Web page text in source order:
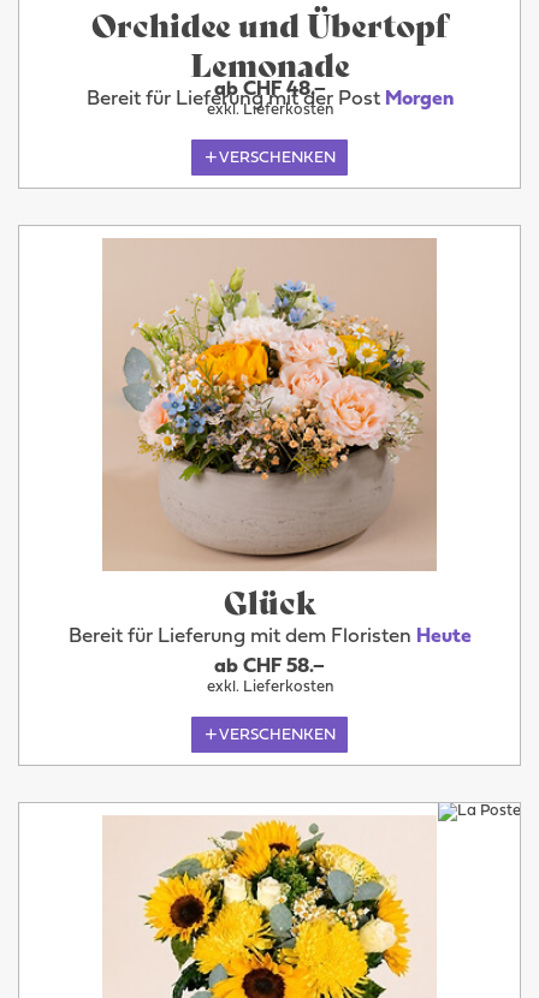
Orchidee und Übertopf
Lemonade
Bereit für Lieferung mit der Post Morgen
ab CHF 48.–
exkl. Lieferkosten
VERSCHENKEN
Glück
Bereit für Lieferung mit dem Floristen Heute
ab CHF 58.–
exkl. Lieferkosten
VERSCHENKEN